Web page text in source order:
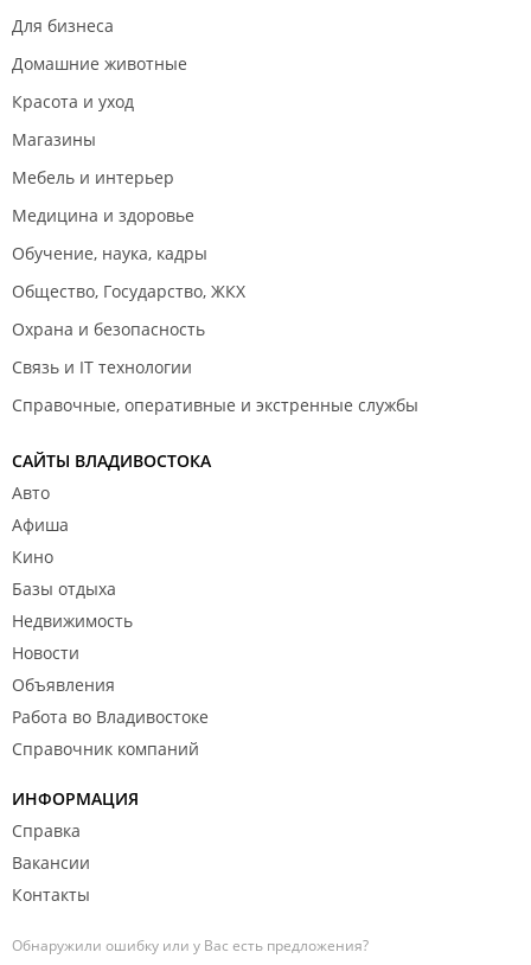
Для бизнеса
Домашние животные
Красота и уход
Магазины
Мебель и интерьер
Медицина и здоровье
Обучение, наука, кадры
Общество, Государство, ЖКХ
Охрана и безопасность
Связь и IT технологии
Справочные, оперативные и экстренные службы
САЙТЫ ВЛАДИВОСТОКА
Авто
Афиша
Кино
Базы отдыха
Недвижимость
Новости
Объявления
Работа во Владивостоке
Справочник компаний
ИНФОРМАЦИЯ
Справка
Вакансии
Контакты
Обнаружили ошибку или у Вас есть предложения?